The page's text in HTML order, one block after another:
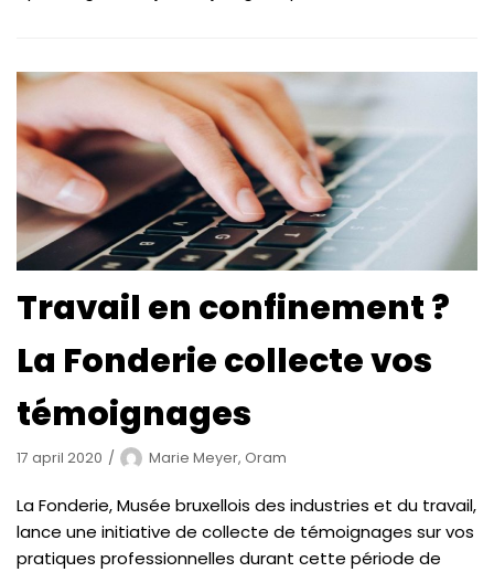
Travail en confinement ?
La Fonderie collecte vos
témoignages
17 april 2020 Marie Meyer, Oram
La Fonderie, Musée bruxellois des industries et du travail,
lance une initiative de collecte de témoignages sur vos
pratiques professionnelles durant cette période de